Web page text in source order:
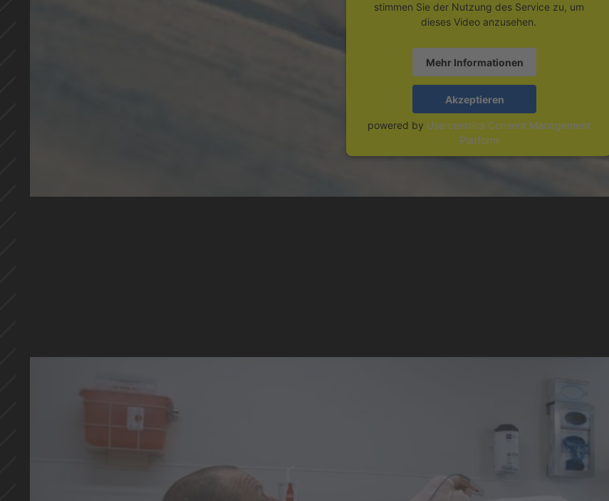
stimmen Sie der Nutzung des Service zu, um
dieses Video anzusehen.
Mehr Informationen
Akzeptieren
powered by Usercentrics Consent Management
Platform